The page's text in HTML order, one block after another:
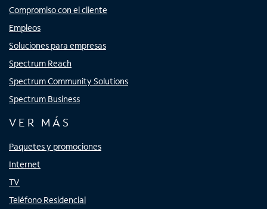
Compromiso con el cliente
Empleos
Soluciones para empresas
Spectrum Reach
Spectrum Community Solutions
Spectrum Business
VER MÁS
Paquetes y promociones
Internet
TV
Teléfono Residencial